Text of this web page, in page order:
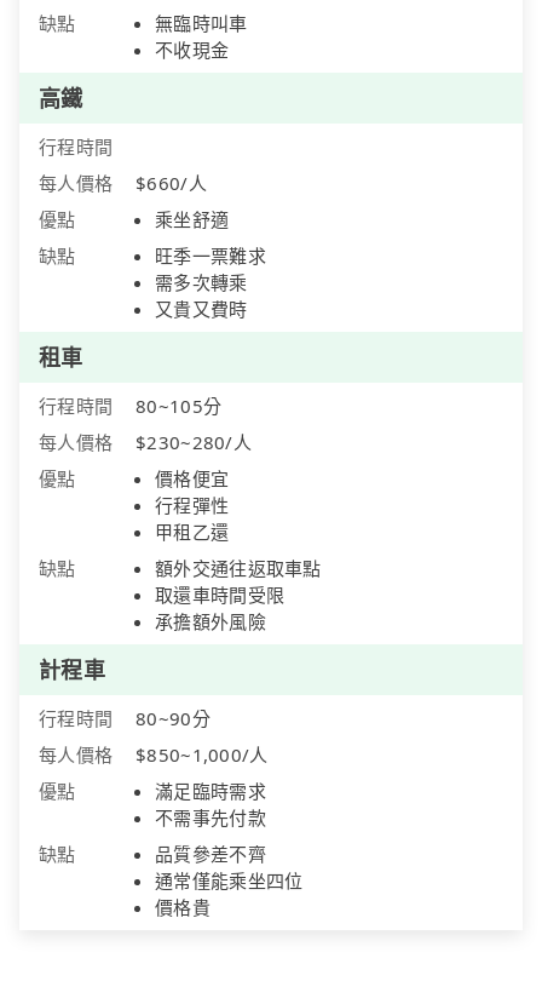
缺點
無臨時叫車
不收現金
高鐵
行程時間
每人價格
$660/人
優點
乘坐舒適
缺點
旺季一票難求
需多次轉乘
又貴又費時
租車
行程時間
80~105分
每人價格
$230~280/人
優點
價格便宜
行程彈性
甲租乙還
缺點
額外交通往返取車點
取還車時間受限
承擔額外風險
計程車
行程時間
80~90分
每人價格
$850~1,000/人
優點
滿足臨時需求
不需事先付款
缺點
品質參差不齊
通常僅能乘坐四位
價格貴